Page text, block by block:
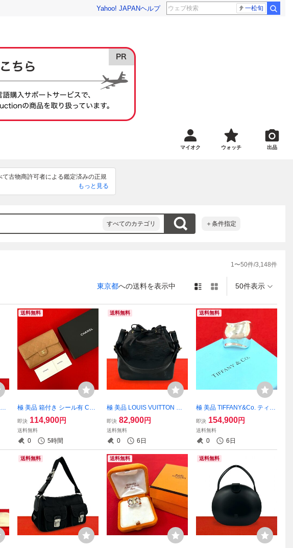
Yahoo! JAPANヘルプ 一松旬
マイオク ウォッチ 出品
古物商許可者による鑑定済みの正規
た上、当店の方で再鑑定の後、返品返
予告無しに削除する場合がございま
もっと見る
すべてのカテゴリ ＋条件指定
1〜50件/3,148件
東京都への送料を表示中 50件表示
送料無料
極 美品 箱付き シール有 CHA
NEL シャネル マトラッセ コ
コマーク キャビアスキン レ
ザー 三つ折り 財布 ウォレッ
ト ベージュ 69407
即決 114,900円
送料無料
0 5時間
送料無料
極 美品 LOUIS VUITTON ル
イヴィトン ヴィンテージ プ
チ ノエ エピ レザー 本革 巾
着 ショルダーバッグ クロス
ボディバッグ ノワール 2295
8
即決 82,900円
送料無料
0 6日
送料無料
極 美品 TIFFANY&Co. ティフ
ァニー エルサペレッティ ボ
ーン リング シルバー925 指
輪 22号 アクセサリー シルバ
ー 26529
即決 154,900円
送料無料
0 6日
送料無料 送料無料 送料無料